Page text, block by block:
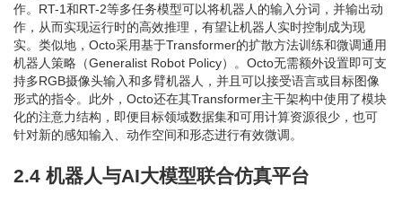
作。RT-1和RT-2等多任务模型可以将机器人的输入分词，并输出动
作，从而实现运行时的高效推理，有望让机器人实时控制成为现
实。类似地，Octo采用基于Transformer的扩散方法训练和微调通用
机器人策略（Generalist Robot Policy）。Octo无需额外设置即可支
持多RGB摄像头输入和多臂机器人，并且可以接受语言或目标图像
形式的指令。此外，Octo还在其Transformer主干架构中使用了模块
化的注意力结构，即便目标领域数据集和可用计算资源很少，也可
针对新的感知输入、动作空间和形态进行有效微调。
2.4 机器人与AI大模型联合仿真平台